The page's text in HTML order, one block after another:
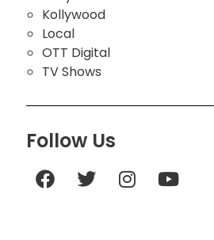
Kollywood
Local
OTT Digital
TV Shows
Follow Us